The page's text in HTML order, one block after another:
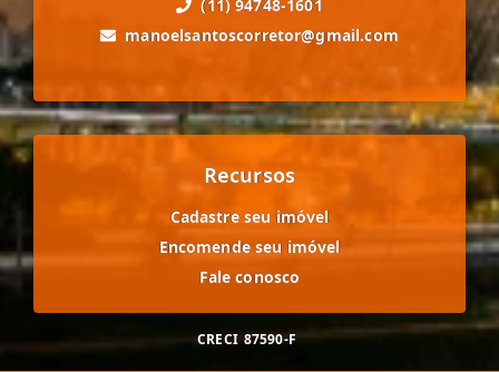
(11) 94748-1601
manoelsantoscorretor@gmail.com
Recursos
Cadastre seu imóvel
Encomende seu imóvel
Fale conosco
CRECI 87590-F